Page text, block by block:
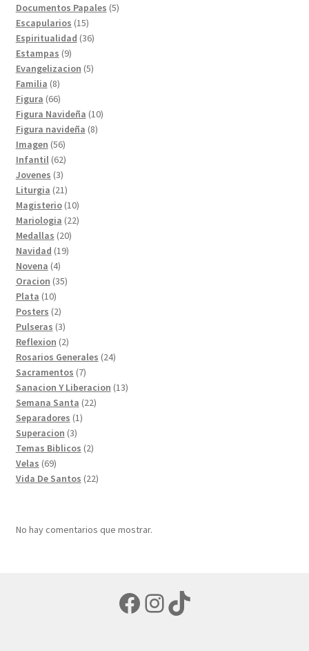
productos
Documentos Papales 55
Escapularios 1515
productos
Espiritualidad 3636
Estampas 99
productos
Evangelizacion 55
Familia 88
productos
Figura 6666
productos
Figura Navideña 1010
Figura navideña 88
Imagen 5656
productos
Infantil 6262
productos
Jovenes 33
productos
Liturgia 2121
productos
Magisterio 1010
productos
Mariologia 2222
Medallas 2020
productos
Navidad 1919
Novena 44
productos
Oracion 3535
Plata 1010
productos
Posters 22
productos
Pulseras 33
productos
Reflexion 22
productos
Rosarios Generales 2424
Sacramentos 77
productos
Sanacion Y Liberacion 1313
Semana Santa 2222
Separadores 11
Superacion 33
productos
Temas Biblicos 22
Velas 6969
productos
Vida De Santos 2222
No hay comentarios que mostrar.
Facebook
Instagram
TikTok